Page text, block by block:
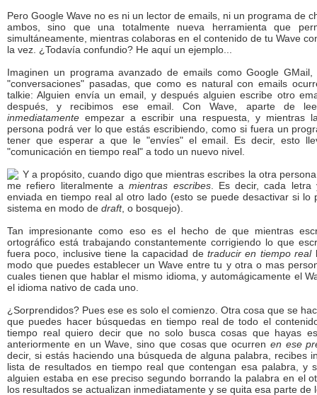
Pero Google Wave no es ni un lector de emails, ni un programa de
ambos, sino que una totalmente nueva herramienta que
simultáneamente, mientras colaboras en el contenido de tu Wave
la vez. ¿Todavía confundio? He aquí un ejemplo...
Imaginen un programa avanzado de emails como Google
"conversaciones" pasadas, que como es natural con emails
talkie: Alguien envía un email, y después alguien escribe otro
después, y recibimos ese email. Con Wave, aparte de
inmediatamente empezar a escribir una respuesta, y mientras
persona podrá ver lo que estás escribiendo, como si fuera un
tener que esperar a que le "envíes" el email. Es decir, esto
"comunicación en tiempo real" a todo un nuevo nivel.
Y a propósito, cuando digo que mientras escribes la otra
me refiero literalmente amientras escribes. Es decir, cada letra
enviada en tiempo real al otro lado (esto se puede desactivar si lo
sistema en modo de draft, o bosquejo).
Tan impresionante como eso es el hecho de que mientras
ortográfico está trabajando constantemente corrigiendo lo que
fuera poco, inclusive tiene la capacidad de traducir en tiempo real
modo que puedes establecer un Wave entre tu y otra o mas
cuales tienen que hablar el mismo idioma, y automágicamente el
el idioma nativo de cada uno.
¿Sorprendidos? Pues ese es solo el comienzo. Otra cosa que se
que puedes hacer búsquedas en tiempo real de todo el
tiempo real quiero decir que no solo busca cosas que hayas
anteriormente en un Wave, sino que cosas que ocurren en ese
decir, si estás haciendo una búsqueda de alguna palabra, recibes
lista de resultados en tiempo real que contengan esa palabra, y
alguien estaba en ese preciso segundo borrando la palabra en el
los resultados se actualizan inmediatamente y se quita esa parte de